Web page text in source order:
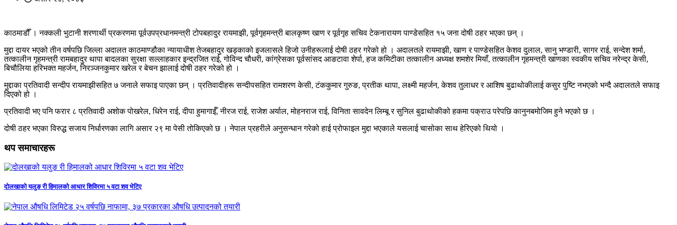
काठमाडौँ । नक्कली भुटानी शरणार्थी प्रकरणमा पूर्वउपप्रधानमन्त्री टोपबहादुर रायमाझी, पूर्वगृहमन्त्री बालकृष्ण खाण र पूर्वगृह सचिव टेकनारायण पाण्डेसहित १५ जना दोषी ठहर भएका छन् ।
मुद्दा दायर भएको तीन वर्षपछि जिल्ला अदालत काठमाण्डौका न्यायाधीश तेजबहादुर खड्काको इजलासले हिजो उनीहरूलाई दोषी ठहर गरेको हो । अदालतले रायमाझी, खाण र पाण्डेसहित केशव दुलाल, सानु भण्डारी, सागर राई, सन्देश शर्मा,
तत्कालीन गृहमन्त्री रामबहादुर थापा बादलका सुरक्षा सल्लाहकार इन्द्रजित राई, गोविन्द चौधरी, कांग्रेसका पूर्वसांसद आङटावा शेर्पा, हज कमिटीका तत्कालीन अध्यक्ष शमशेर मियाँ, तत्कालीन गृहमन्त्री खाणका स्वकीय सचिव नरेन्द्र केसी,
बिचौलिया हरिभक्त महर्जन, निरञ्जनकुमार खरेल र बेचन झालाई दोषी ठहर गरेको हो ।
मुद्दाका प्रतिवादी सन्दीप रायमाझीसहित ७ जनाले सफाइ पाएका छन् । प्रतिवादीहरू सन्दीपसहित रामशरण केसी, टंककुमार गुरुङ, प्रतीक थापा, लक्ष्मी महर्जन, केशव तुलाधर र आशिष बुढाथोकीलाई कसुर पुष्टि नभएको भन्दै अदालतले सफाइ
दिएको हो ।
प्रतिवादी भए पनि फरार ८ प्रतिवादी अशोक पोखरेल, धिरेन राई, दीपा हुमागाईँ, नीरज राई, राजेश अर्याल, मोहनराज राई, विनिता सावदेन लिम्बू र सुनिल बुढाथोकीको हकमा पक्राउ परेपछि कानुनबमोजिम हुने भएको छ ।
दोषी ठहर भएका विरुद्ध सजाय निर्धारणका लागि असार २९ मा पेसी तोकिएको छ । नेपाल प्रहरीले अनुसन्धान गरेको हाई प्रोफाइल मुद्दा भएकाले यसलाई चासोका साथ हेरिएको थियो ।
थप समाचारहरू
दोलखाको यलुङ री हिमालको आधार शिविरमा ५ वटा शव भेटिए